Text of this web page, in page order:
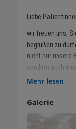
Liebe
wir freuen uns,
begrüßen zu
nicht nur unsere
sondern auch
damit Sie
Spasova-
mit Herz und
Mehr lesen
Galerie